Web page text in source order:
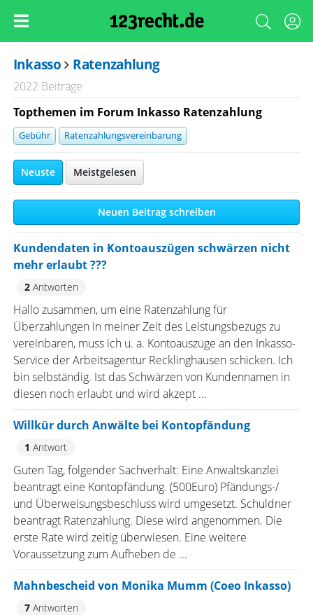
Inkasso Ratenzahlung
2022 Beiträge
Topthemen im Forum Inkasso Ratenzahlung
Gebühr Ratenzahlungsvereinbarung
Neuste Meistgelesen
Neuen Beitrag schreiben
Kundendaten in Kontoauszügen schwärzen nicht
mehr erlaubt ???
2Antworten
Hallo zusammen, um eine Ratenzahlung für
Überzahlungen in meiner Zeit des Leistungsbezugs zu
vereinbaren, muss ich u. a. Kontoauszüge an den Inkasso-
Service der Arbeitsagentur Recklinghausen schicken. Ich
bin selbständig. Ist das Schwärzen von Kundennamen in
diesen noch erlaubt und wird akzept ...
Willkür durch Anwälte bei Kontopfändung
1 Antwort
Guten Tag, folgender Sachverhalt: Eine Anwaltskanzlei
beantragt eine Kontopfändung. (500Euro) Pfändungs-/
und Überweisungsbeschluss wird umgesetzt. Schuldner
beantragt Ratenzahlung. Diese wird angenommen. Die
erste Rate wird zeitig überwiesen. Eine weitere
Voraussetzung zum Aufheben de ...
Mahnbescheid von Monika Mumm (Coeo Inkasso)
7Antworten